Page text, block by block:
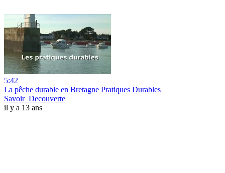
5:42
La pêche durable en Bretagne Pratiques Durables
Savoir_Decouverte
il y a 13 ans